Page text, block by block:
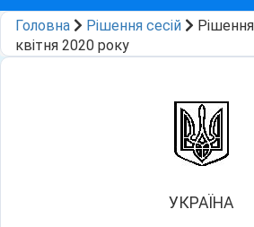
Головна
Рішення сесій
квітня 2020 року
УКРАЇНА